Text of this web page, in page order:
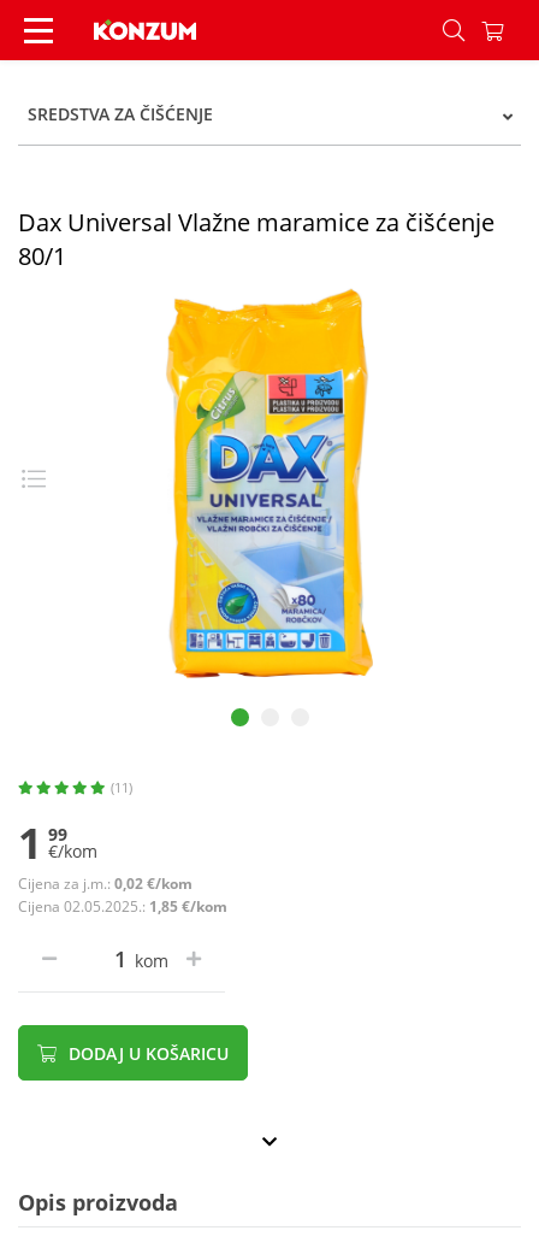
Dax Universal Vlažne maramice za čišćenje 80/1
SREDSTVA ZA ČIŠĆENJE
Dax Universal Vlažne maramice za čišćenje
80/1
(11)
1 99
€/kom
Cijena za j.m.: 0,02 €/kom
Cijena 02.05.2025.: 1,85 €/kom
kom
DODAJ U KOŠARICU
Opis proizvoda